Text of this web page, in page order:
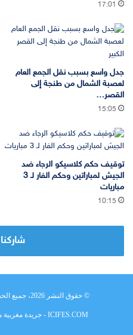
17:01
جدل واسع بسبب نقل الجمع العام
لعصبة الشمال من طنجة إلى
القصر…
15:05
توقيف حكم كلاسيكو الرجاء ضد
الجيش لمباراتين وحكم الفار لـ 3
مباريات
10:15
© حقوق النشر 2026، جميع الحقوق محفوظة |
ICIFES.COM - جريدة مغربية مستقلة تتجدد على مدار الساعة